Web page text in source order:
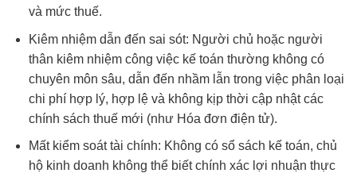
và mức thuế.
Kiêm nhiệm dẫn đến sai sót: Người chủ hoặc người
thân kiêm nhiệm công việc kế toán thường không có
chuyên môn sâu, dẫn đến nhầm lẫn trong việc phân loại
chi phí hợp lý, hợp lệ và không kịp thời cập nhật các
chính sách thuế mới (như Hóa đơn điện tử).
Mất kiểm soát tài chính: Không có sổ sách kế toán, chủ
hộ kinh doanh không thể biết chính xác lợi nhuận thực